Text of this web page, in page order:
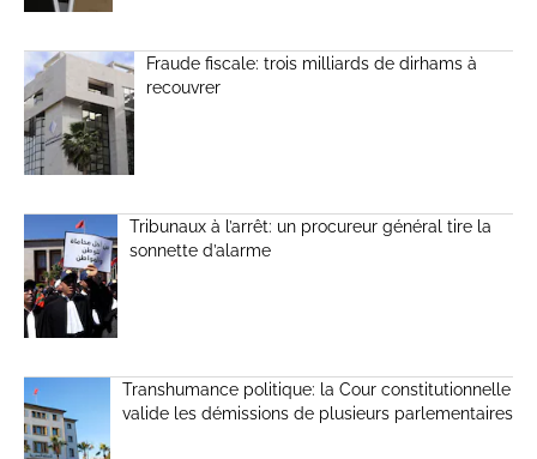
Fraude fiscale: trois milliards de dirhams à
recouvrer
Tribunaux à l’arrêt: un procureur général tire la
sonnette d’alarme
Transhumance politique: la Cour constitutionnelle
valide les démissions de plusieurs parlementaires